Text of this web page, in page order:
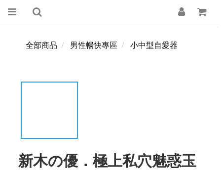
全部商品 男性暢快專區 小中型自愛器
新木の優．極上私穴魅惑玉